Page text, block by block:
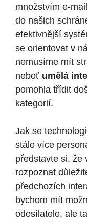
množstvím e-
do našich
efektivnější
se orientovat v
nemusíme mít
neboť umělá
pomohla třídit
kategorií.
Jak se
stále více
představte si, že
rozpoznat
předchozích
bychom mít
odesílatele, ale